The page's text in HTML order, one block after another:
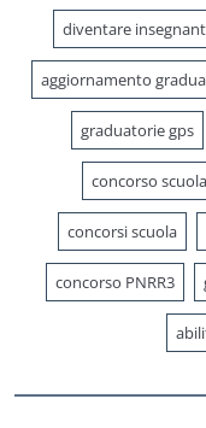
diventare
aggiornamento
graduatorie gps
concorso scuola
concorsi scuola
concorso PNRR3